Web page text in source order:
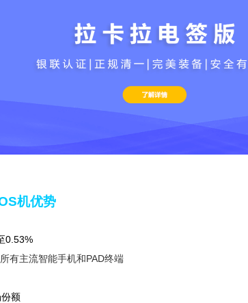
机优势
0.53%
有主流智能手机和PAD终端
额